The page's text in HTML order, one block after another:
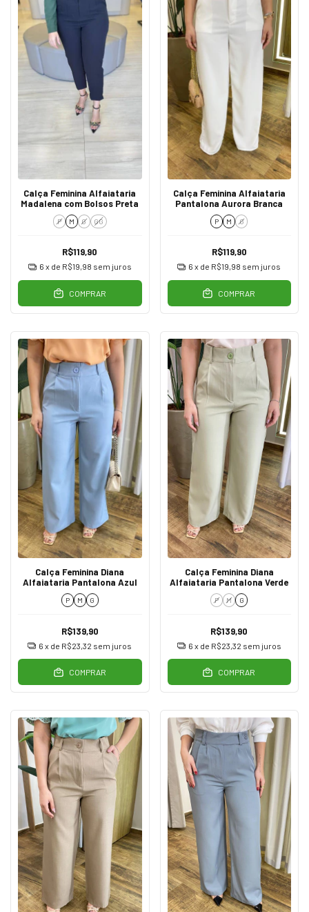
Calça Feminina Alfaiataria
Madalena com Bolsos Preta
P M G GG
R$119,90
6 x de R$19,98 sem juros
COMPRAR
Calça Feminina Alfaiataria
Pantalona Aurora Branca
P M G
R$119,90
6 x de R$19,98 sem juros
COMPRAR
Calça Feminina Diana
Alfaiataria Pantalona Azul
P M G
R$139,90
6 x de R$23,32 sem juros
COMPRAR
Calça Feminina Diana
Alfaiataria Pantalona Verde
P M G
R$139,90
6 x de R$23,32 sem juros
COMPRAR